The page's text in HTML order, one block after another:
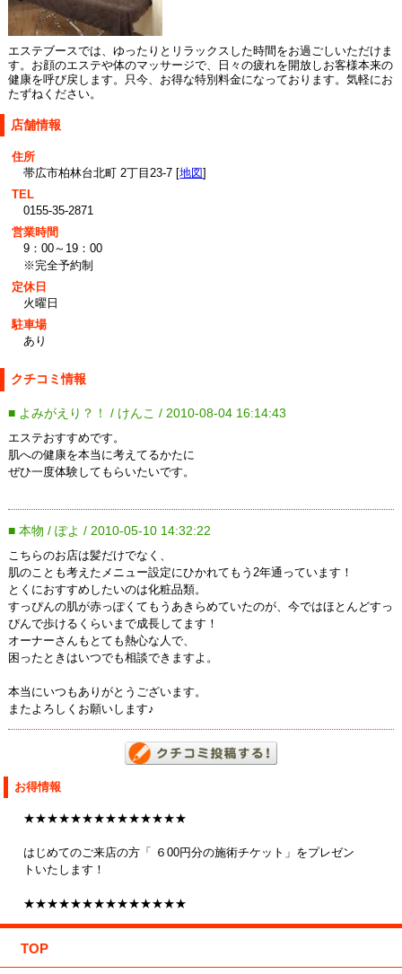
エステブースでは、ゆったりとリラックスした時間をお過ごしいただけま
す。お顔のエステや体のマッサージで、日々の疲れを開放しお客様本来の
健康を呼び戻します。只今、お得な特別料金になっております。気軽にお
たずねください。
店舗情報
住所
帯広市柏林台北町 2丁目23-7 [地図]
TEL
0155-35-2871
営業時間
9：00～19：00
※完全予約制
定休日
火曜日
駐車場
あり
クチコミ情報
■ よみがえり？！ / けんこ / 2010-08-04 16:14:43
エステおすすめです。
肌への健康を本当に考えてるかたに
ぜひ一度体験してもらいたいです。
■ 本物 / ぽよ / 2010-05-10 14:32:22
こちらのお店は髪だけでなく、
肌のことも考えたメニュー設定にひかれてもう2年通っています！
とくにおすすめしたいのは化粧品類。
すっぴんの肌が赤っぽくてもうあきらめていたのが、今ではほとんどすっ
ぴんで歩けるくらいまで成長してます！
オーナーさんもとても熱心な人で、
困ったときはいつでも相談できますよ。
本当にいつもありがとうございます。
またよろしくお願いします♪
TOP
お得情報
★★★★★★★★★★★★★★
はじめてのご来店の方「 ６00円分の施術チケット」をプレゼン
トいたします！
★★★★★★★★★★★★★★